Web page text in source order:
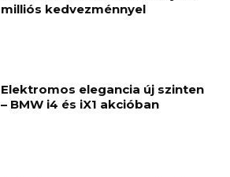
milliós kedvezménnyel
Elektromos elegancia új szinten
– BMW i4 és iX1 akcióban